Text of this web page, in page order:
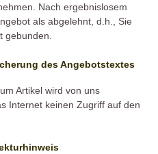
Nach ergebnislosem
als abgelehnt, d.h., Sie
gebunden.
des Angebotstextes
Artikel wird von uns
Internet keinen Zugriff auf den